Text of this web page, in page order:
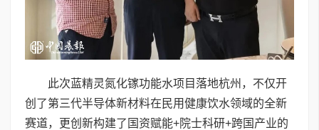
此次蓝精灵氮化镓功能水项目落地杭州，不仅开
创了第三代半导体新材料在民用健康饮水领域的全新
赛道，更创新构建了国资赋能+院士科研+跨国产业的